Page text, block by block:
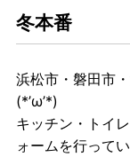
冬本番
浜松市・磐田市
(*’ω’*)
キッチン・トイ
ォームを行って